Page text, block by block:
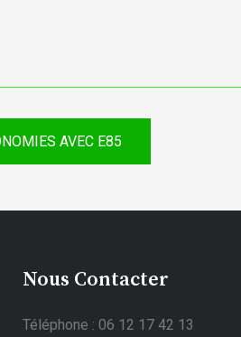
AVEC E85
Nous Contacter
Téléphone : 06 12 17 42 13